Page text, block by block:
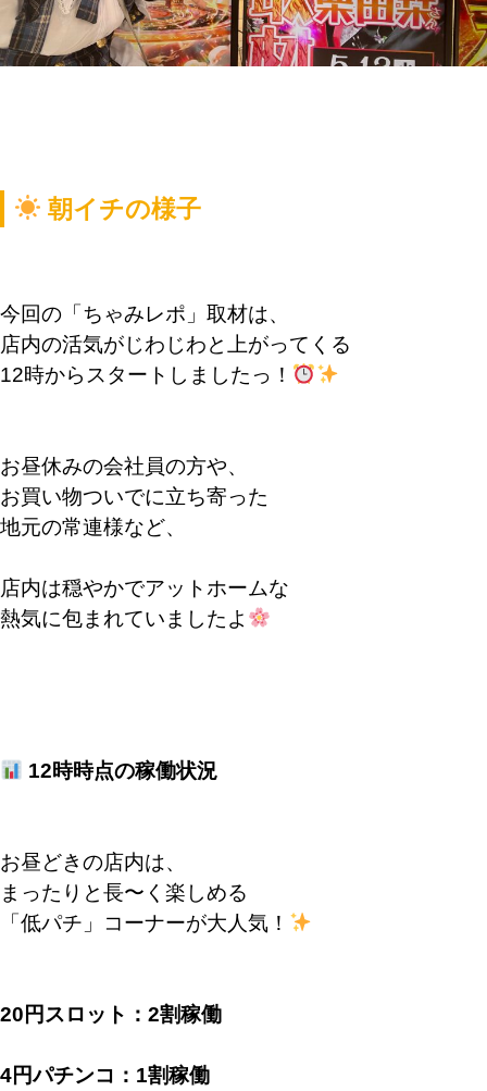
朝イチの様子
今回の「ちゃみレポ」取材は、
店内の活気がじわじわと上がってくる
12時からスタートしましたっ！
お昼休みの会社員の方や、
お買い物ついでに立ち寄った
地元の常連様など、
店内は穏やかでアットホームな
熱気に包まれていましたよ
12時時点の稼働状況
お昼どきの店内は、
まったりと長〜く楽しめる
「低パチ」コーナーが大人気！
20円スロット：2割稼働
4円パチンコ：1割稼働